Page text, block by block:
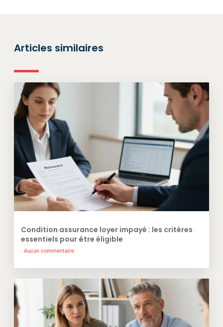
Articles similaires
Condition assurance loyer impayé : les critères
essentiels pour être éligible
Aucun commentaire